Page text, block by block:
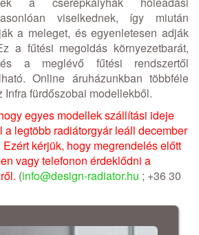
viselkednek, így miután
a meleget, és egyenletesen adják
a fűtési megoldás környezetbarát,
és a meglévő fűtési rendszertől
Online áruházunkban többféle
Infra fürdőszobai modellekből.
egyes modellek szállítási ideje
a legtöbb radiátorgyár leáll december
kérjük, hogy megrendelés előtt
vagy telefonon érdeklődni a
(info@design-radiator.hu ; +36 30